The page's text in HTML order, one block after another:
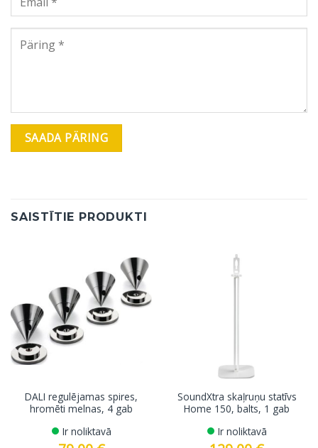
SAISTĪTIE PRODUKTI
DALI regulējamas spires,
hromēti melnas, 4 gab
Ir noliktavā
SoundXtra skaļruņu statīvs
Home 150, balts, 1 gab
Ir noliktavā